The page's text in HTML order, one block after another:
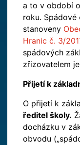
a to v období
roku.
stanoveny
Hranic č. 3/
spádových
zřizovatelem
Přijetí k
O přijetí k
ředitel školy.
docházku v
obvodu